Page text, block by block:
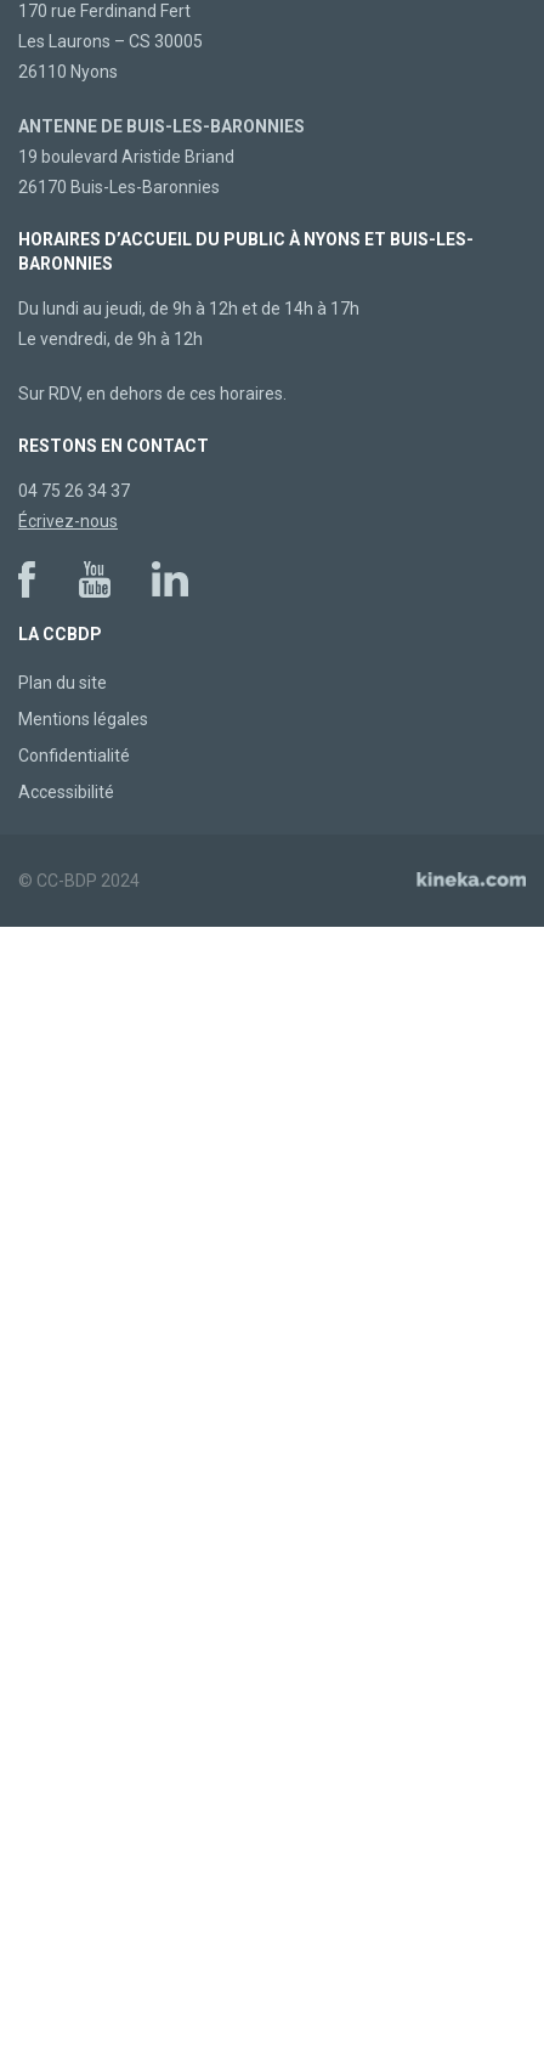
170 rue Ferdinand Fert
Les Laurons – CS 30005
26110 Nyons
ANTENNE DE BUIS-LES-BARONNIES
19 boulevard Aristide Briand
26170 Buis-Les-Baronnies
HORAIRES D’ACCUEIL DU PUBLIC À NYONS ET BUIS-LES-
BARONNIES
Du lundi au jeudi, de 9h à 12h et de 14h à 17h
Le vendredi, de 9h à 12h
Sur RDV, en dehors de ces horaires.
RESTONS EN CONTACT
04 75 26 34 37
Écrivez-nous
LA CCBDP
Plan du site
Mentions légales
Confidentialité
Accessibilité
© CC-BDP 2024